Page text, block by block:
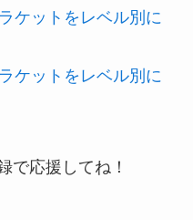
ケットをレベル別に
ケットをレベル別に
で応援してね！